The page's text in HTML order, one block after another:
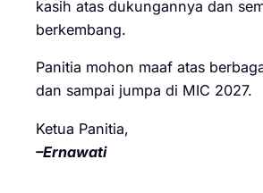
kasih atas dukungannya dan
berkembang.
Panitia mohon maaf atas
dan sampai jumpa di MIC 2027.
Ketua Panitia,
–Ernawati